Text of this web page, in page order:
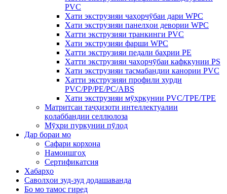
PVC
Хати экструзияи чаҳорчӯбаи дари WPC
Хати экструзияи панелҳои девории WPC
Хатти экструзияи транкинги PVC
Хати экструзияи фарши WPC
Хатти экструзияи педали баҳрии PE
Хатти экструзияи чаҳорчӯбаи кафккунии PS
Хати экструзияи тасмабандии канории PVC
Хатти экструзияи профили хурди
PVC/PP/PE/PC/ABS
Хати экструзияи мӯҳркунии PVC/TPE/TPE
Матритсаи таҷҳизоти интеллектуалии
қолаббандии селлюлоза
Мӯҳри пуркунии пӯлод
Дар бораи мо
Сафари корхона
Намоишгоҳ
Сертификатсия
Хабарҳо
Саволҳои зуд-зуд додашаванда
Бо мо тамос гиред